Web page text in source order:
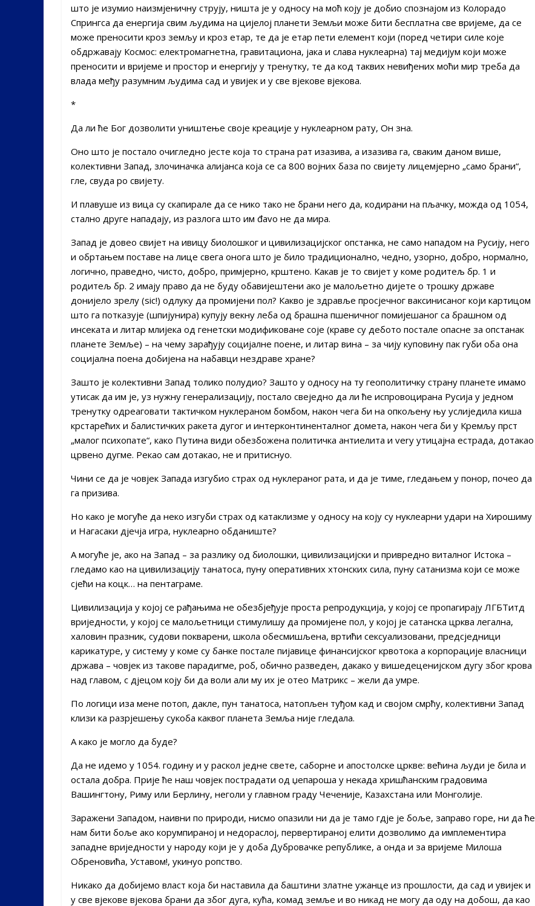
што је изумио наизмјеничну струју, ништа је у односу на моћ коју је добио спознајом из Колорадо
Спрингса да енергија свим људима на цијелој планети Земљи може бити бесплатна све вријеме, да се
може преносити кроз земљу и кроз етар, те да је етар пети елемент који (поред четири силе које
обдржавају Космос: електромагнетна, гравитациона, јака и слава нуклеарна) тај медијум који може
преносити и вријеме и простор и енергију у тренутку, те да код таквих невиђених моћи мир треба да
влада међу разумним људима сад и увијек и у све вјекове вјекова.
*
Да ли ће Бог дозволити уништење своје креације у нуклеарном рату, Он зна.
Оно што је постало очигледно јесте која то страна рат изазива, а изазива га, сваким даном више,
колективни Запад, злочиначка алијанса која се са 800 војних база по свијету лицемјерно „само брани“,
гле, свуда po свијету.
И плавуше из вица су скапирале да се нико тако не брани него да, кодирани на пљачку, можда од 1054,
стално друге нападају, из разлога што им đavo не да мира.
Запад је довео свијет на ивицу биолошког и цивилизацијског опстанка, не само нападом на Русију, него
и обртањем поставе на лице свега онога што је било традиционално, чедно, узорно, добро, нормално,
логично, праведно, чисто, добро, примјерно, крштено. Какав је то свијет у коме родитељ бр. 1 и
родитељ бр. 2 имају право да не буду обавијештени ако је малољетно дијете о трошку државе
донијело зрелу (sic!) одлуку да промијени пол? Какво је здравље просјечног ваксинисаног који картицом
што га потказује (шпијунира) купују векну леба од брашна пшеничног помијешаног са брашном од
инсеката и литар млијека од генетски модификоване соје (краве су дебото постале опасне за опстанак
планете Земље) – на чему зарађују социјалне поене, и литар вина – за чију куповину пак губи оба она
социјална поена добијена на набавци нездраве хране?
Зашто је колективни Запад толико полудио? Зашто у односу на ту геополитичку страну планете имамо
утисак да им је, уз нужну генерализацију, постало свеједно да ли ће испровоцирана Русија у једном
тренутку одреаговати тактичком нуклераном бомбом, након чега би на опкољену њу услиједила киша
крстарећих и балистичких ракета дугог и интерконтиненталног домета, након чега би у Кремљу прст
„малог психопате“, како Путина види обезбожена политичка антиелита и very утицајна естрада, дотакао
црвено дугме. Рекао сам дотакао, не и притиснуо.
Чини се да је човјек Запада изгубио страх од нуклераног рата, и да је тиме, гледањем у понор, почео да
га призива.
Но како је могуће да неко изгуби страх од катаклизме у односу на коју су нуклеарни удари на Хирошиму
и Нагасаки дјечја игра, нуклеарно обданиште?
А могуће је, ако на Запад – за разлику од биолошки, цивилизацијски и привредно виталног Истока –
гледамо као на цивилизацију танатоса, пуну оперативних хтонских сила, пуну сатанизма који се може
сјећи на коцк… на пентаграме.
Цивилизација у којој се рађањима не обезбјеђује проста репродукција, у којој се пропагирају ЛГБТитд
вриједности, у којој се малољетници стимулишу да промијене пол, у којој је сатанска црква легална,
халовин празник, судови покварени, школа обесмишљена, вртићи сексуализовани, предсједници
карикатуре, у систему у коме су банке постале пијавице финансијског крвотока а корпорације власници
држава – човјек из такове парадигме, роб, обично разведен, дакако у вишедеценијском дугу због крова
над главом, с дјецом коју би да воли али му их је отео Матрикс – жели да умре.
По логици иза мене потоп, дакле, пун танатоса, натопљен туђом кад и својом смрћу, колективни Запад
клизи ка разрјешењу сукоба каквог планета Земља није гледала.
А како је могло да буде?
Да не идемо у 1054. годину и у раскол једне свете, саборне и апостолске цркве: већина људи је била и
остала добра. Прије ће наш човјек пострадати од џепароша у некада хришћанским градовима
Вашингтону, Риму или Берлину, неголи у главном граду Чеченије, Казахстана или Монголије.
Заражени Западом, наивни по природи, нисмо опазили ни да је тамо гдје је боље, заправо горе, ни да ће
нам бити боље ако корумпираној и недораслој, первертираној елити дозволимо да имплементира
западне вриједности у народу који је у доба Дубровачке републике, а онда и за вријеме Милоша
Обреновића, Уставом!, укинуо ропство.
Никако да добијемо власт која би наставила да баштини златне ужанце из прошлости, да сад и увијек и
у све вјекове вјекова брани да због дуга, кућа, комад земље и во никад не могу да оду на добош, да као